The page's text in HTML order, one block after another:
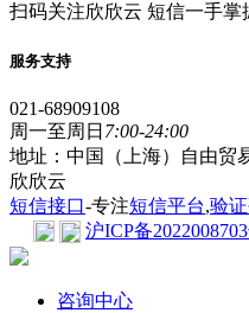
扫码关注欣欣云 短信一手掌
服务支持
021-68909108
周一至周日 7:00-24:00
地址：中国（上海）自由贸
欣欣云
短信接口-专注短信平台,验
沪ICP备
咨询中心